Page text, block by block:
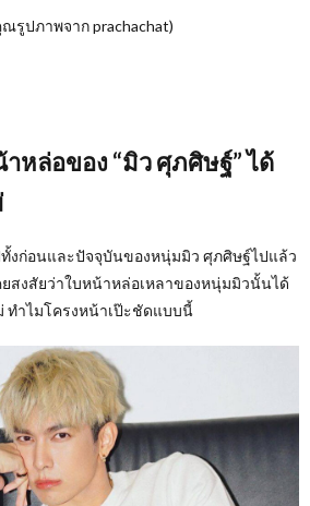
รูปภาพจาก prachachat)
หล่อของ “มิว ศุภศิษฐ์” ได้
งก่อนและปัจจุบันของหนุ่มมิว ศุภศิษฐ์ไปแล้ว
สงสัยว่าใบหน้าหล่อเหลาของหนุ่มมิวนั้นได้
ทำไมโครงหน้าเป๊ะชัดแบบนี้